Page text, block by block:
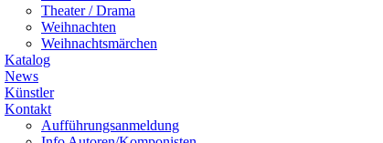
Theater / Drama
Weihnachten
Weihnachtsmärchen
Katalog
News
Künstler
Kontakt
Aufführungsanmeldung